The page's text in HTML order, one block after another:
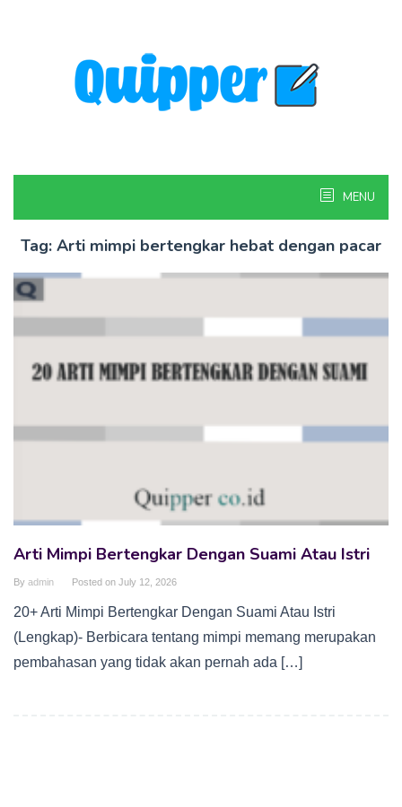
MENU
Tag: Arti mimpi bertengkar hebat dengan pacar
Arti Mimpi Bertengkar Dengan Suami Atau Istri
By admin Posted on July 12, 2026
20+ Arti Mimpi Bertengkar Dengan Suami Atau Istri
(Lengkap)- Berbicara tentang mimpi memang merupakan
pembahasan yang tidak akan pernah ada […]